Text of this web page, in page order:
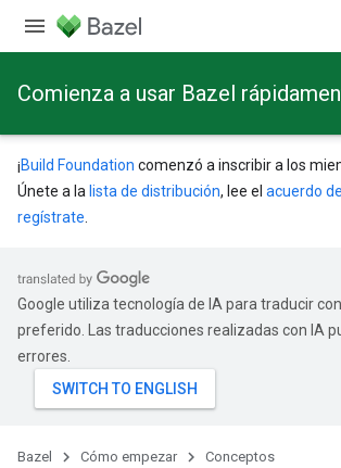
Comienza a usar Bazel
¡Build Foundation comenzó a inscribir a los
Únete a la lista de distribución, lee el acuerdo
regístrate
Google utiliza tecnología de IA para traducir
preferido. Las traducciones realizadas con IA
errores.
Bazel Cómo empezar Conceptos